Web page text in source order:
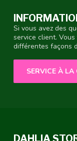
Si vous avez des
service client.
différentes façons
SERVICE À LA
DAHLIA